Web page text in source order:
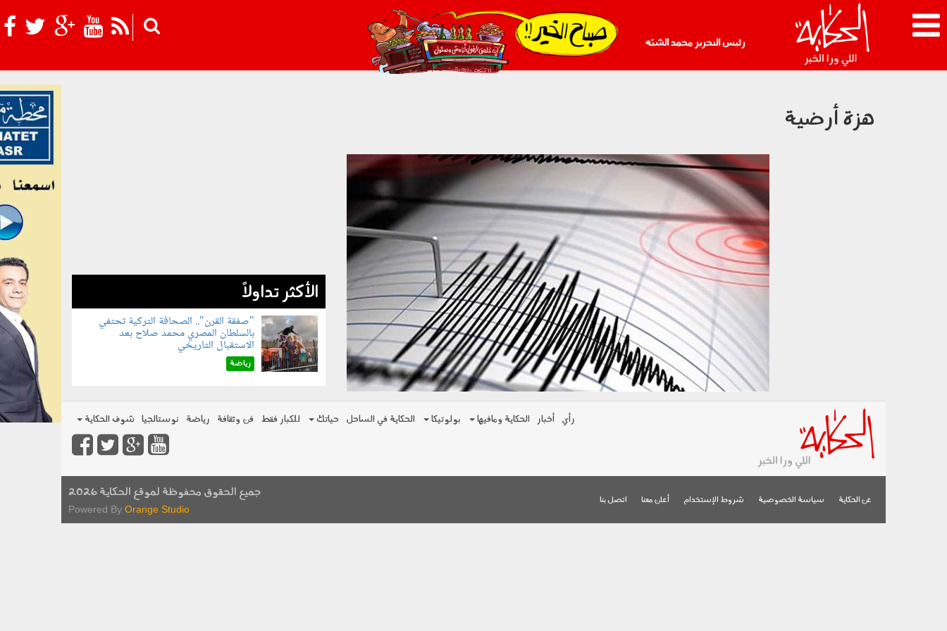
رئيس التحرير محمد الشبّه
021_2.png
هزة أرضية
الأكثر تداولاً
070801.jpg
"صفقة القرن".. الصحافة التركية تحتفي
بالسلطان المصري محمد صلاح بعد
الاستقبال التاريخي
رياضة
رأي أخبار الحكاية ومافيها بولوتيكا الحكاية في الساحل حياتك للكبار فقط فن وثقافة رياضة نوستالجيا شوف الحكاية
عن الحكاية سياسة الخصوصية شروط الإستخدام أعلن معنا اتصل بنا جميع الحقوق محفوظة لموقع الحكاية 2026
Powered By Orange Studio